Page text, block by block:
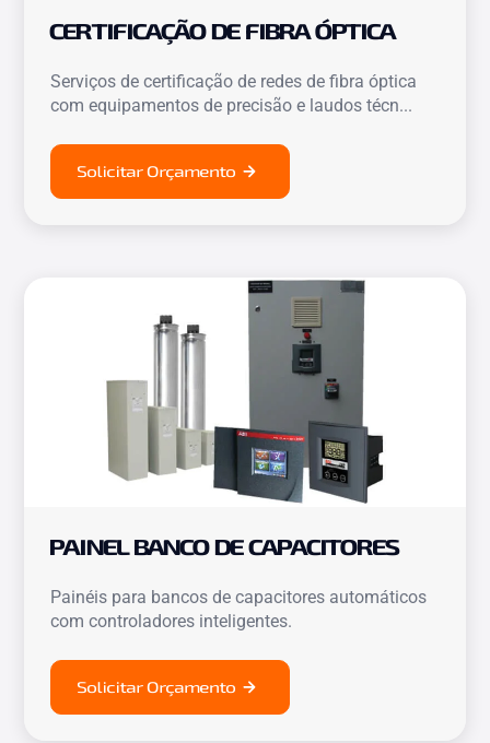
CERTIFICAÇÃO DE FIBRA ÓPTICA
Serviços de certificação de redes de fibra óptica
com equipamentos de precisão e laudos técn...
Solicitar Orçamento
PAINEL BANCO DE CAPACITORES
Painéis para bancos de capacitores automáticos
com controladores inteligentes.
Solicitar Orçamento